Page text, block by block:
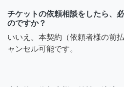
チケットの依頼相談をしたら、
のですか？
いいえ。本契約（依頼者様の前
ャンセル可能です。